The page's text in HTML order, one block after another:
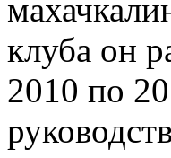
клуба он
2010 по